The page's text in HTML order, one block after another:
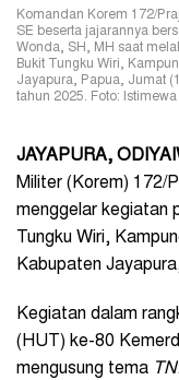
Komandan Korem 172/
SE beserta jajarannya
Wonda, SH, MH saat
Bukit Tungku Wiri,
Jayapura, Papua, Jumat
tahun 2025. Foto: Istimewa
JAYAPURA,
Militer (Korem) 172/
menggelar kegiatan
Tungku Wiri,
Kabupaten
Kegiatan dalam
(HUT) ke-80
mengusung tema